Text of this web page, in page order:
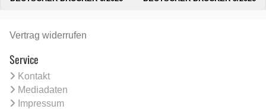
Vertrag widerrufen
Service
Kontakt
Mediadaten
Impressum